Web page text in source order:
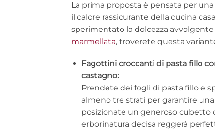
La prima proposta è pensata per
il calore rassicurante della cucina
sperimentato la dolcezza
marmellata, troverete questa
Fagottini croccanti di pasta fillo
castagno:
Prendete dei fogli di pasta fillo e
almeno tre strati per garantire
posizionate un generoso cubetto
erborinatura decisa reggerà